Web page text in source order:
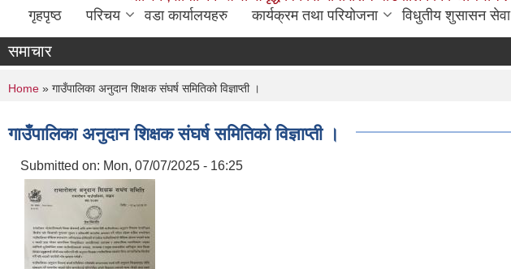
गृहपृष्ठ परिचय वडा कार्यालयहरु कार्यक्रम तथा परियोजना विधुतीय शुसासन सेवा
समाचार
You are here
Home » गाउँपालिका अनुदान शिक्षक संघर्ष समितिको विज्ञाप्ती ।
गाउँपालिका अनुदान शिक्षक संघर्ष समितिको विज्ञाप्ती ।
Submitted on: Mon, 07/07/2025 - 16:25